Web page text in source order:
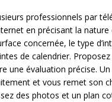
professionnels par
en précisant la
concernée, le type
de calendrier.
une évaluation précise.
et vous remet son
des photos et un plan